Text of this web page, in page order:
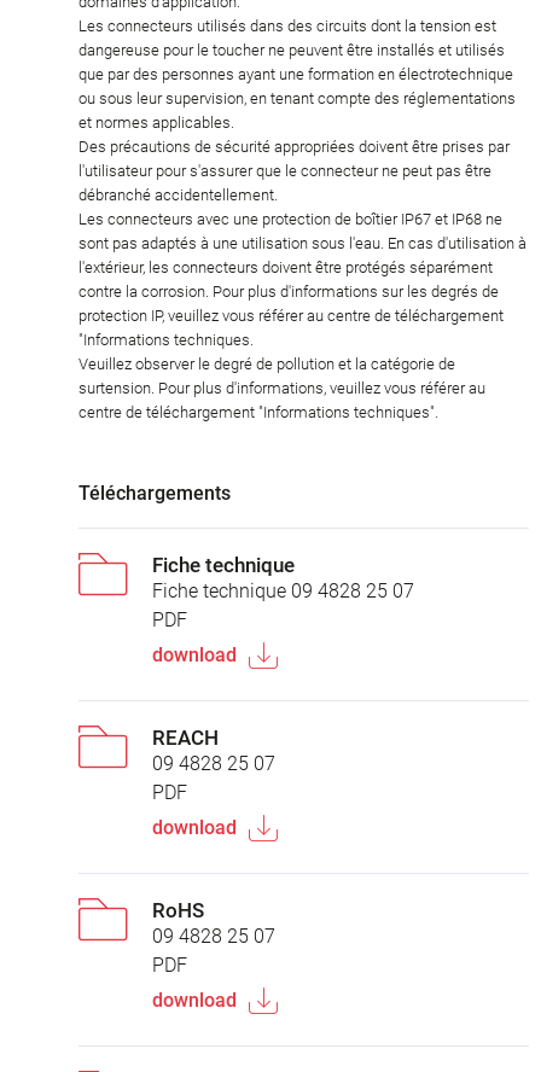
Les connecteurs utilisés dans des circuits dont la tension est
dangereuse pour le toucher ne peuvent être installés et utilisés
que par des personnes ayant une formation en électrotechnique
ou sous leur supervision, en tenant compte des réglementations
et normes applicables.
Des précautions de sécurité appropriées doivent être prises par
l'utilisateur pour s'assurer que le connecteur ne peut pas être
débranché accidentellement.
Les connecteurs avec une protection de boîtier IP67 et IP68 ne
sont pas adaptés à une utilisation sous l'eau. En cas d'utilisation à
l'extérieur, les connecteurs doivent être protégés séparément
contre la corrosion. Pour plus d'informations sur les degrés de
protection IP, veuillez vous référer au centre de téléchargement
"Informations techniques.
Veuillez observer le degré de pollution et la catégorie de
surtension. Pour plus d'informations, veuillez vous référer au
centre de téléchargement "Informations techniques".
Téléchargements
Fiche technique
Fiche technique 09 4828 25 07
PDF
download
REACH
09 4828 25 07
PDF
download
RoHS
09 4828 25 07
PDF
download